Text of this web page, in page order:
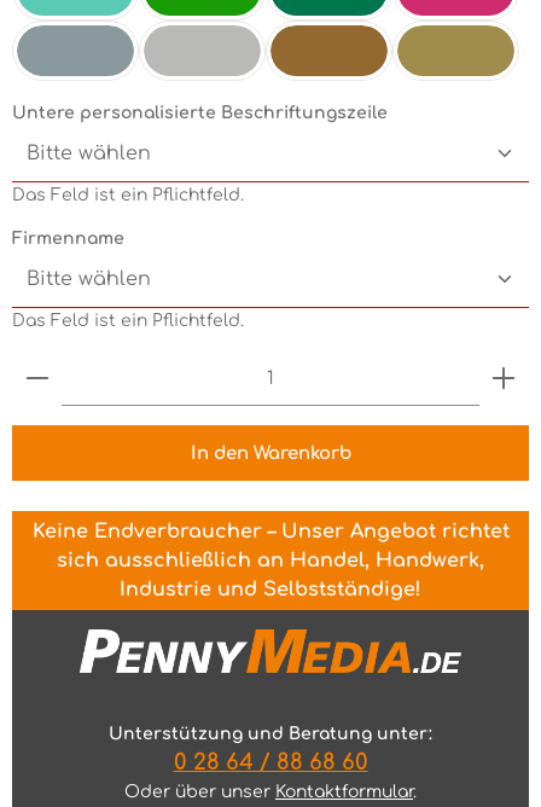
Mint Electricgreen Grün Pink
Untere personalisierte Beschriftungszeile
Das Feld ist ein Pflichtfeld.
Firmenname
Das Feld ist ein Pflichtfeld.
Produkt Anzahl: Gib den gewünschten Wert
In den Warenkorb
Keine Endverbraucher – Unser Angebot richtet
sich ausschließlich an Handel, Handwerk,
Industrie und Selbstständige!
Unterstützung und Beratung unter:
0 28 64 / 88 68 60
Oder über unser Kontaktformular.